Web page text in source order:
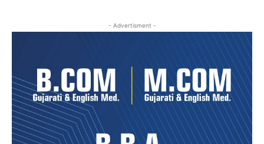
- Advertisment -